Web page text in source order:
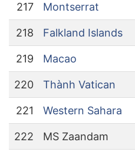
217 Montserrat
218 Falkland Islands
219 Macao
220 Thành Vatican
221 Western Sahara
222 MS Zaandam